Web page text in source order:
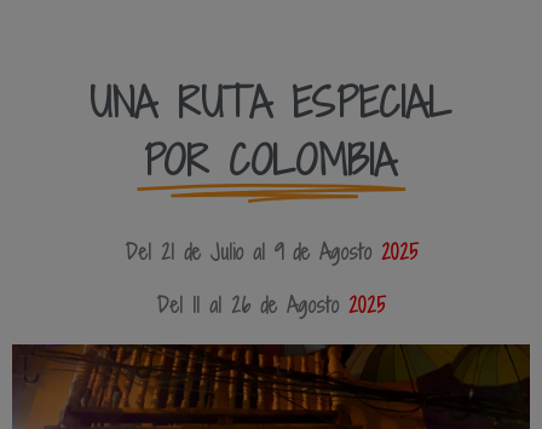
UNA RUTA ESPECIAL
POR COLOMBIA
Del 21 de Julio al 9 de Agosto 2025
Del 11 al 26 de Agosto 2025